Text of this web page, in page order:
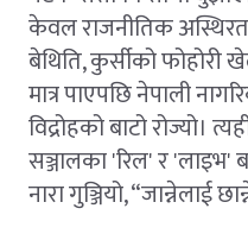
केवल राजनीतिक
बेथिति, कुर्सीको फोहोरी
मात्र पाएपछि नेपाली
विद्रोहको बाटो रोज्यो।
सञ्जालका 'रिल' र
नारा गुञ्जियो, “जान्नेलाई